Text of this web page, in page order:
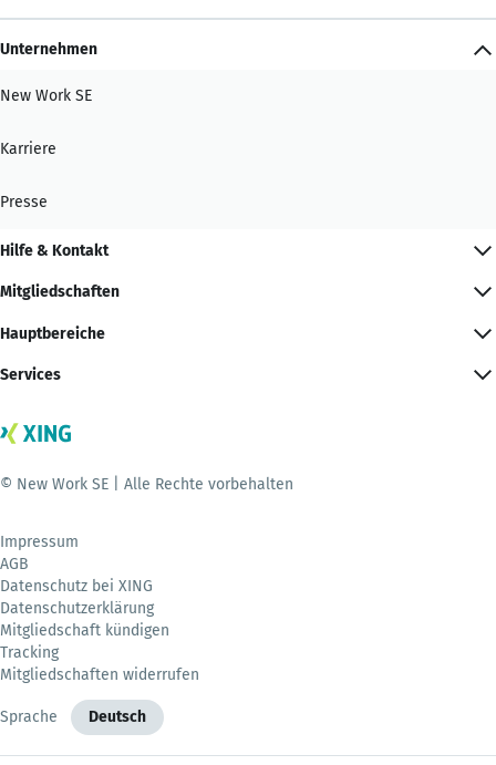
Unternehmen
New Work SE
Karriere
Presse
Hilfe & Kontakt
Mitgliedschaften
Hauptbereiche
Services
© New Work SE | Alle Rechte vorbehalten
Impressum
AGB
Datenschutz bei XING
Datenschutzerklärung
Mitgliedschaft kündigen
Tracking
Mitgliedschaften widerrufen
Sprache Deutsch